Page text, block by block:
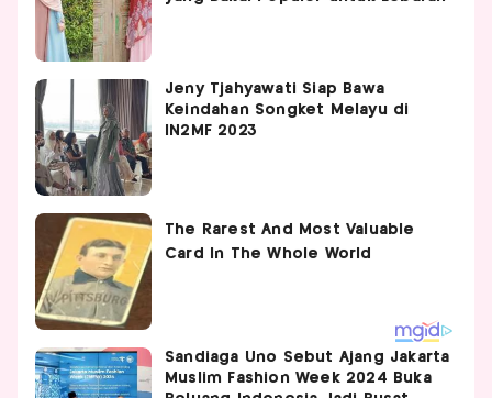
Jeny Tjahyawati Siap Bawa
Keindahan Songket Melayu di
IN2MF 2023
Sandiaga Uno Sebut Ajang Jakarta
Muslim Fashion Week 2024 Buka